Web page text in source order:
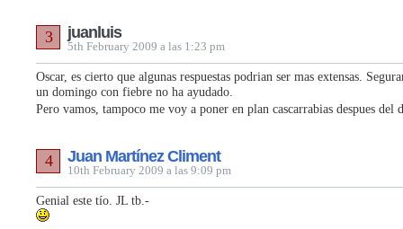
juanluis
5th February 2009 a las 1:23 pm
3
Oscar, es cierto que algunas respuestas podrian ser mas extensas.
un domingo con fiebre no ha ayudado.
Pero vamos, tampoco me voy a poner en plan cascarrabias despues del
Juan Martínez Climent
10th February 2009 a las 9:09 pm
4
Genial este tío. JL tb.-